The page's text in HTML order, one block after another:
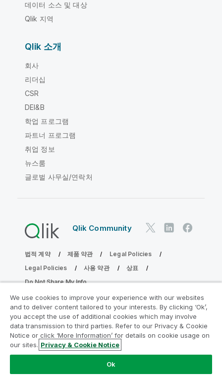
데이터 소스 및 대상
Qlik 지역
Qlik 소개
회사
리더십
CSR
DEI&B
학업 프로그램
파트너 프로그램
취업 정보
뉴스룸
글로벌 사무실/연락처
Qlik Community
법적 계약 제품 약관
Legal Policies
Legal Policies
사용 약관
상표
Do Not Share My Info
Copyright © 1993-2026 QlikTech International AB. 무단 전재
및 복제를 금합니다.
분석 현대화 프로그램에 참여
분석 현대화 프로그램으로 귀중한 QlikView 앱을 손상시키지
않고 현대화하십시오.
We use cookies to improve your experience with our websites
and to deliver content tailored to your interests. By clicking ‘Ok’,
you accept the use of additional cookies which may involve
data transmission to third parties. Refer to our Privacy & Cookie
Notice or click ‘More Information’ for details on cookie usage on
our sites. Privacy & Cookie Notice
Ok